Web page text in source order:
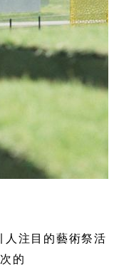
注目的藝術祭活
的